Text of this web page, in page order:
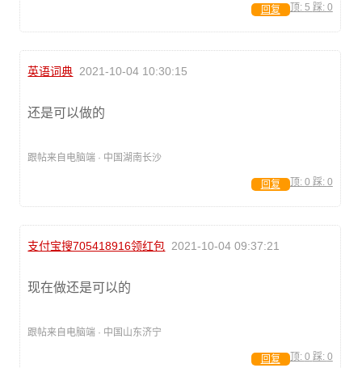
顶: 5 踩: 0
回复
英语词典 2021-10-04 10:30:15
还是可以做的
跟帖来自电脑端 · 中国湖南长沙
顶: 0 踩: 0
回复
支付宝搜705418916领红包 2021-10-04 09:37:21
现在做还是可以的
跟帖来自电脑端 · 中国山东济宁
顶: 0 踩: 0
回复